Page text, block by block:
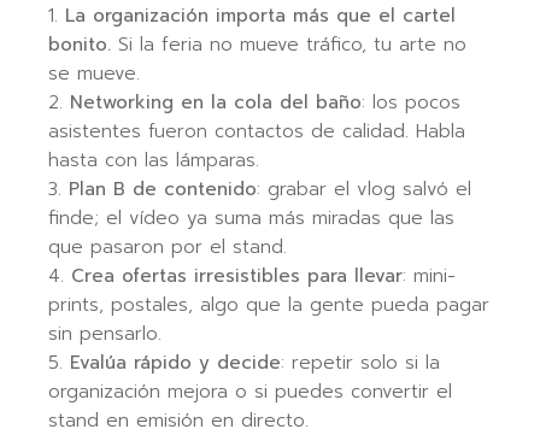
La organización importa más que el cartel
bonito. Si la feria no mueve tráfico, tu arte no
se mueve.
Networking en la cola del baño: los pocos
asistentes fueron contactos de calidad. Habla
hasta con las lámparas.
Plan B de contenido: grabar el vlog salvó el
finde; el vídeo ya suma más miradas que las
que pasaron por el stand.
Crea ofertas irresistibles para llevar: mini-
prints, postales, algo que la gente pueda pagar
sin pensarlo.
Evalúa rápido y decide: repetir solo si la
organización mejora o si puedes convertir el
stand en emisión en directo.